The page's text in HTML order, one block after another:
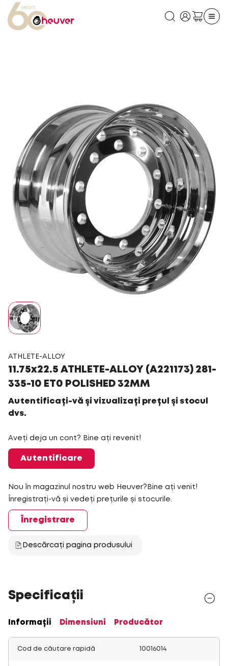
ATHLETE-ALLOY
11.75x22.5 ATHLETE-ALLOY (A221173) 281-
335-10 ET0 POLISHED 32MM
Autentificați-vă și vizualizați prețul și stocul
dvs.
Aveți deja un cont? Bine ați revenit!
Autentificare
Nou în magazinul nostru web Heuver?Bine ați venit!
Înregistrați-vă și vedeți prețurile și stocurile.
Înregistrare
Descărcați pagina produsului
Specificații
Informații Dimensiuni Producător
Cod de căutare rapidă 10016014